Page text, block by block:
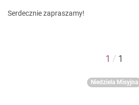
Serdecznie zapraszamy!
1 / 1
Niedziela Misyjna